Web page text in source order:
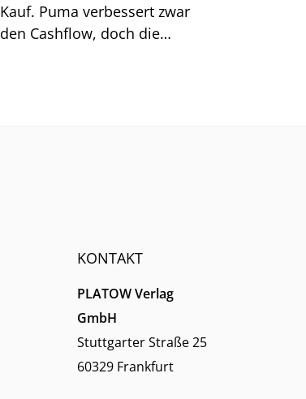
Kauf. Puma verbessert zwar
den Cashflow, doch die
KONTAKT
PLATOW Verlag
GmbH
Stuttgarter Straße 25
60329 Frankfurt